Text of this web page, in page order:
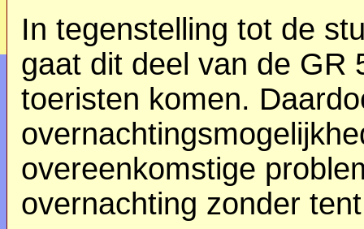
In tegenstelling tot de
gaat dit deel van de GR
toeristen komen.
overeenkomstige
overnachting zonder